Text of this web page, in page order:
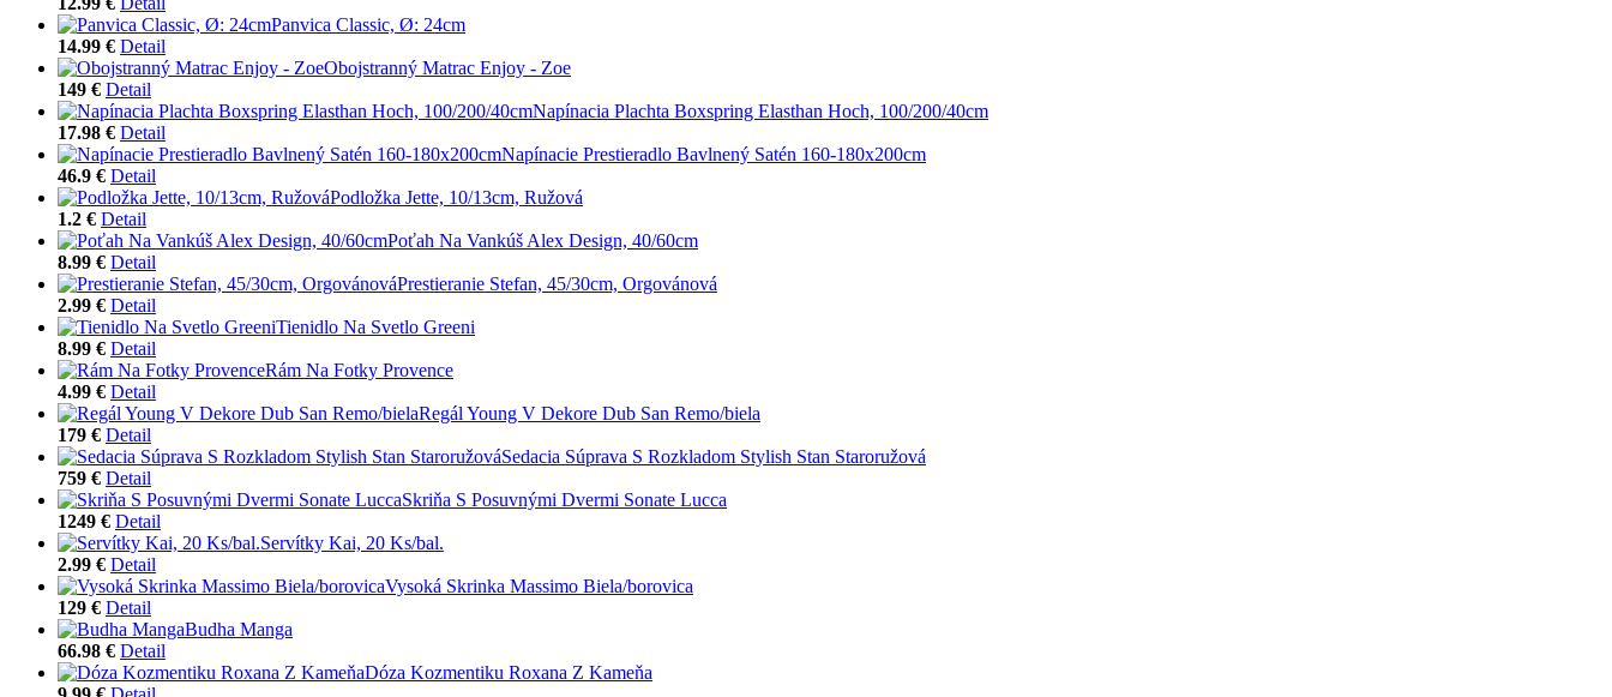
Panvica Classic, Ø: 24cm
14.99 € Detail
Obojstranný Matrac Enjoy - Zoe
149 € Detail
Napínacia Plachta Boxspring Elasthan Hoch, 100/200/40cm
17.98 € Detail
Napínacie Prestieradlo Bavlnený Satén 160-180x200cm
46.9 € Detail
Podložka Jette, 10/13cm, Ružová
1.2 € Detail
Poťah Na Vankúš Alex Design, 40/60cm
8.99 € Detail
Prestieranie Stefan, 45/30cm, Orgovánová
2.99 € Detail
Tienidlo Na Svetlo Greeni
8.99 € Detail
Rám Na Fotky Provence
4.99 € Detail
Regál Young V Dekore Dub San Remo/biela
179 € Detail
Sedacia Súprava S Rozkladom Stylish Stan Staroružová
759 € Detail
Skriňa S Posuvnými Dvermi Sonate Lucca
1249 € Detail
Servítky Kai, 20 Ks/bal.
2.99 € Detail
Vysoká Skrinka Massimo Biela/borovica
129 € Detail
Budha Manga
66.98 € Detail
Dóza Kozmentiku Roxana Z Kameňa